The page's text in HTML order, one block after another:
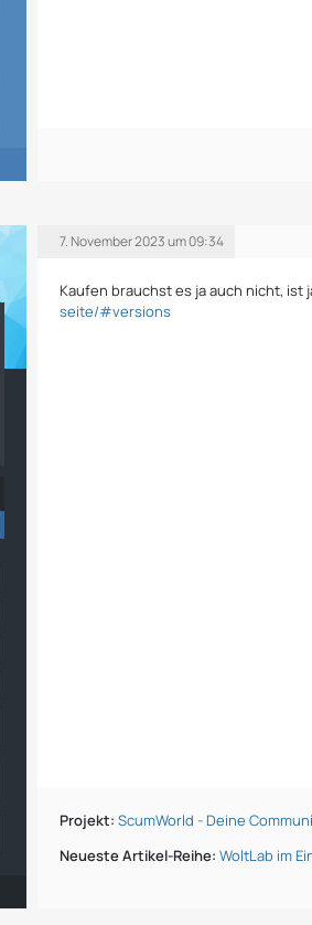
7. November 2023 um 09:34
Kaufen brauchst es ja auch nicht,
seite/#versions
Projekt: ScumWorld - Deine
Neueste Artikel-Reihe: WoltLab im